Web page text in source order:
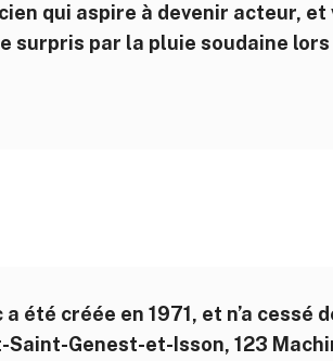
qui aspire à devenir acteur,
surpris par la pluie soudaine
a été créée en 1971, et n’a
Saint-Genest-et-Isson, 123